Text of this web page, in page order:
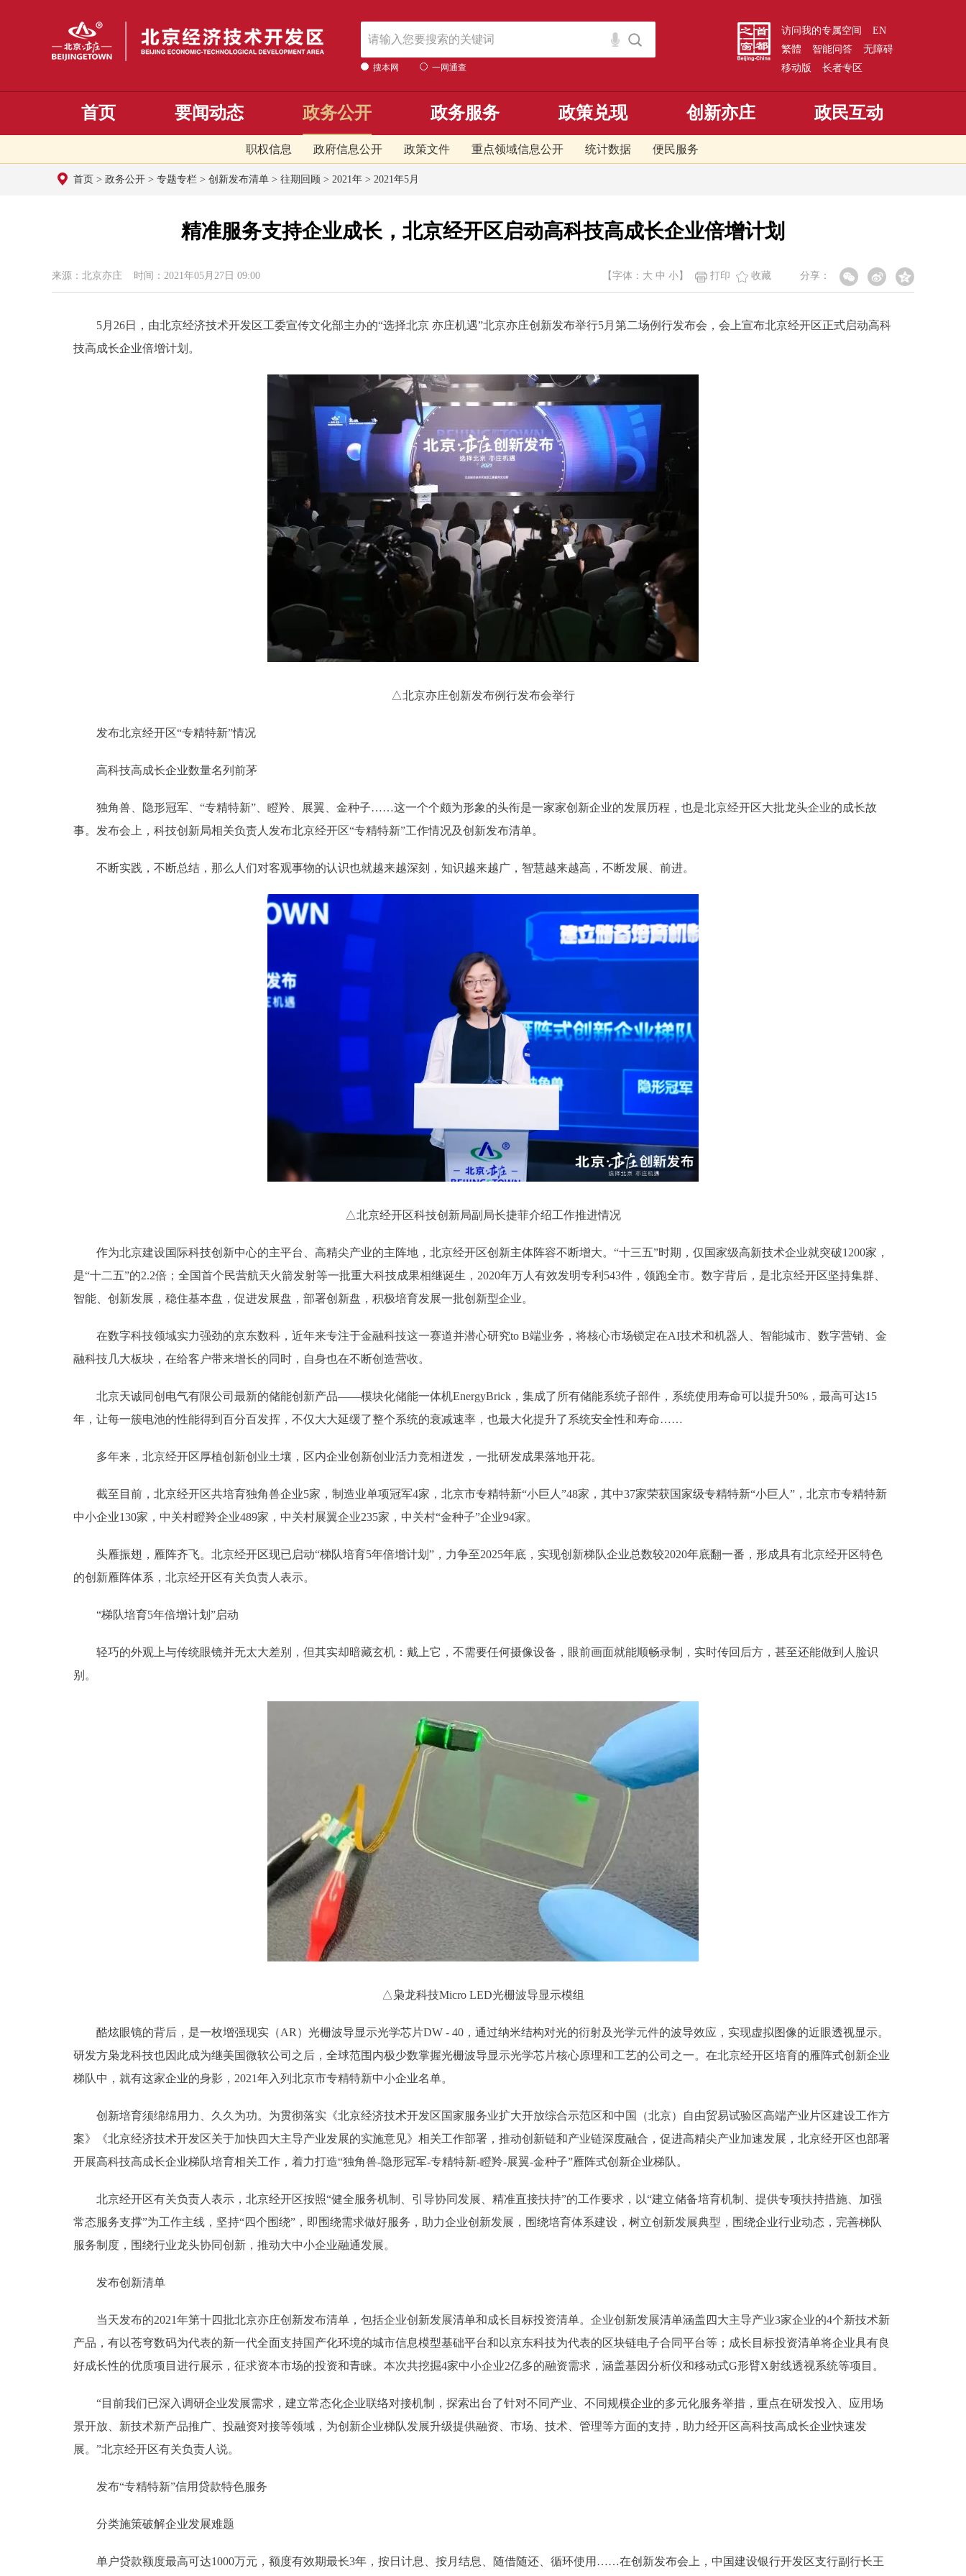
搜本网 一网通查
访问我的专属空间
EN
繁體
智能问答
无障碍
移动版
长者专区
首页 要闻动态 政务公开
职权信息 政府信息公开 政策文件 重点领域信息公开 统计数据 便民服务
政务服务 政策兑现 创新亦庄 政民互动
首页 > 政务公开 > 专题专栏 > 创新发布清单 > 往期回顾 > 2021年 > 2021年5月
精准服务支持企业成长，北京经开区启动高科技高成长企业倍增计划
来源：北京亦庄 时间：2021年05月27日 09:00 分享：
【字体： 大 中 小 】 打印 收藏
5月26日，由北京经济技术开发区工委宣传文化部主办的“选择北京 亦庄机遇”北京亦庄创新发布举行5月第二场例行发布会，会上宣布北京经开区正式启动高科
技高成长企业倍增计划。
△北京亦庄创新发布例行发布会举行
发布北京经开区“专精特新”情况
高科技高成长企业数量名列前茅
独角兽、隐形冠军、“专精特新”、瞪羚、展翼、金种子……这一个个颇为形象的头衔是一家家创新企业的发展历程，也是北京经开区大批龙头企业的成长故
事。发布会上，科技创新局相关负责人发布北京经开区“专精特新”工作情况及创新发布清单。
不断实践，不断总结，那么人们对客观事物的认识也就越来越深刻，知识越来越广，智慧越来越高，不断发展、前进。
△北京经开区科技创新局副局长捷菲介绍工作推进情况
作为北京建设国际科技创新中心的主平台、高精尖产业的主阵地，北京经开区创新主体阵容不断增大。“十三五”时期，仅国家级高新技术企业就突破1200家，
是“十二五”的2.2倍；全国首个民营航天火箭发射等一批重大科技成果相继诞生，2020年万人有效发明专利543件，领跑全市。数字背后，是北京经开区坚持集群、
智能、创新发展，稳住基本盘，促进发展盘，部署创新盘，积极培育发展一批创新型企业。
在数字科技领域实力强劲的京东数科，近年来专注于金融科技这一赛道并潜心研究to B端业务，将核心市场锁定在AI技术和机器人、智能城市、数字营销、金
融科技几大板块，在给客户带来增长的同时，自身也在不断创造营收。
北京天诚同创电气有限公司最新的储能创新产品——模块化储能一体机EnergyBrick，集成了所有储能系统子部件，系统使用寿命可以提升50%，最高可达15
年，让每一簇电池的性能得到百分百发挥，不仅大大延缓了整个系统的衰减速率，也最大化提升了系统安全性和寿命……
多年来，北京经开区厚植创新创业土壤，区内企业创新创业活力竞相迸发，一批研发成果落地开花。
截至目前，北京经开区共培育独角兽企业5家，制造业单项冠军4家，北京市专精特新“小巨人”48家，其中37家荣获国家级专精特新“小巨人”，北京市专精特新
中小企业130家，中关村瞪羚企业489家，中关村展翼企业235家，中关村“金种子”企业94家。
头雁振翅，雁阵齐飞。北京经开区现已启动“梯队培育5年倍增计划”，力争至2025年底，实现创新梯队企业总数较2020年底翻一番，形成具有北京经开区特色
的创新雁阵体系，北京经开区有关负责人表示。
“梯队培育5年倍增计划”启动
轻巧的外观上与传统眼镜并无太大差别，但其实却暗藏玄机：戴上它，不需要任何摄像设备，眼前画面就能顺畅录制，实时传回后方，甚至还能做到人脸识
别。
△枭龙科技Micro LED光栅波导显示模组
酷炫眼镜的背后，是一枚增强现实（AR）光栅波导显示光学芯片DW - 40，通过纳米结构对光的衍射及光学元件的波导效应，实现虚拟图像的近眼透视显示。
研发方枭龙科技也因此成为继美国微软公司之后，全球范围内极少数掌握光栅波导显示光学芯片核心原理和工艺的公司之一。在北京经开区培育的雁阵式创新企业
梯队中，就有这家企业的身影，2021年入列北京市专精特新中小企业名单。
创新培育须绵绵用力、久久为功。为贯彻落实《北京经济技术开发区国家服务业扩大开放综合示范区和中国（北京）自由贸易试验区高端产业片区建设工作方
案》《北京经济技术开发区关于加快四大主导产业发展的实施意见》相关工作部署，推动创新链和产业链深度融合，促进高精尖产业加速发展，北京经开区也部署
开展高科技高成长企业梯队培育相关工作，着力打造“独角兽-隐形冠军-专精特新-瞪羚-展翼-金种子”雁阵式创新企业梯队。
北京经开区有关负责人表示，北京经开区按照“健全服务机制、引导协同发展、精准直接扶持”的工作要求，以“建立储备培育机制、提供专项扶持措施、加强
常态服务支撑”为工作主线，坚持“四个围绕”，即围绕需求做好服务，助力企业创新发展，围绕培育体系建设，树立创新发展典型，围绕企业行业动态，完善梯队
服务制度，围绕行业龙头协同创新，推动大中小企业融通发展。
发布创新清单
当天发布的2021年第十四批北京亦庄创新发布清单，包括企业创新发展清单和成长目标投资清单。企业创新发展清单涵盖四大主导产业3家企业的4个新技术新
产品，有以苍穹数码为代表的新一代全面支持国产化环境的城市信息模型基础平台和以京东科技为代表的区块链电子合同平台等；成长目标投资清单将企业具有良
好成长性的优质项目进行展示，征求资本市场的投资和青睐。本次共挖掘4家中小企业2亿多的融资需求，涵盖基因分析仪和移动式G形臂X射线透视系统等项目。
“目前我们已深入调研企业发展需求，建立常态化企业联络对接机制，探索出台了针对不同产业、不同规模企业的多元化服务举措，重点在研发投入、应用场
景开放、新技术新产品推广、投融资对接等领域，为创新企业梯队发展升级提供融资、市场、技术、管理等方面的支持，助力经开区高科技高成长企业快速发
展。”北京经开区有关负责人说。
发布“专精特新”信用贷款特色服务
分类施策破解企业发展难题
单户贷款额度最高可达1000万元，额度有效期最长3年，按日计息、按月结息、随借随还、循环使用……在创新发布会上，中国建设银行开发区支行副行长王